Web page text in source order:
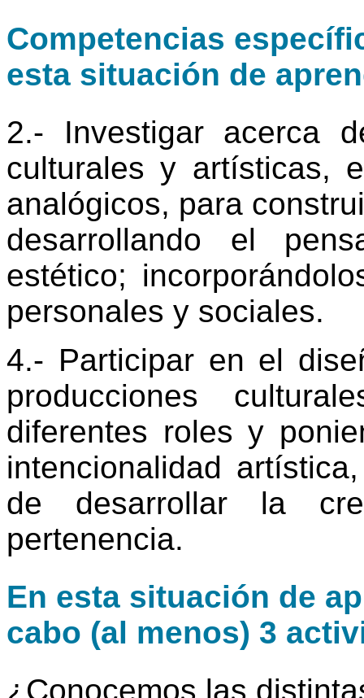
Competencias
esta situación de
2.- Investigar acerca
culturales y artísticas,
analógicos, para
desarrollando el
estético;
personales y sociales.
4.- Participar en el
producciones
diferentes roles y
intencionalidad
de desarrollar la
pertenencia.
En esta situación de
cabo (al menos) 3
¿Conocemos las